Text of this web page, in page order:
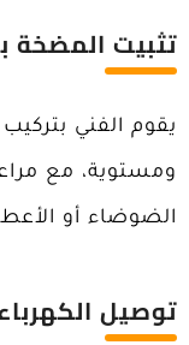
تثبيت
يقوم الفني
ومستوية، مع
الضوضاء أو
توصيل